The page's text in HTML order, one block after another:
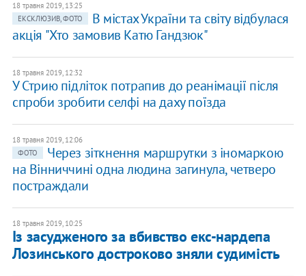
18 травня 2019, 13:25
ЕКСКЛЮЗИВ, ФОТО
В містах України та світу відбулася
акція "Хто замовив Катю Гандзюк"
18 травня 2019, 12:32
У Стрию підліток потрапив до реанімації після
спроби зробити селфі на даху поїзда
18 травня 2019, 12:06
ФОТО
Через зіткнення маршрутки з іномаркою
на Вінниччині одна людина загинула, четверо
постраждали
18 травня 2019, 10:25
Із засудженого за вбивство екс-нардепа
Лозинського достроково зняли судимість